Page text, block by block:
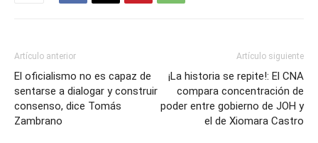
Artículo anterior
El oficialismo no es capaz de
sentarse a dialogar y construir
consenso, dice Tomás
Zambrano
Artículo siguiente
¡La historia se repite!: El CNA
compara concentración de
poder entre gobierno de JOH y
el de Xiomara Castro